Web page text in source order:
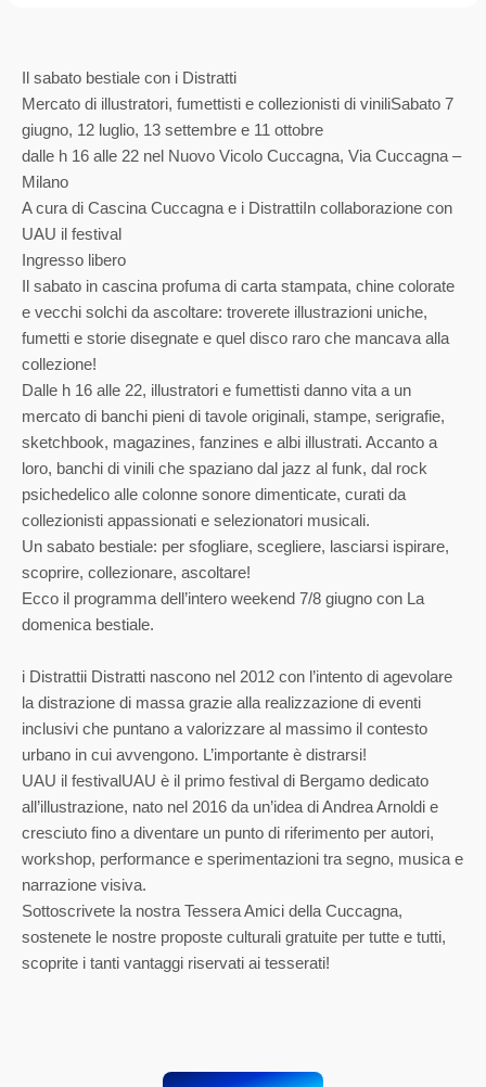
Il sabato bestiale con i Distratti
Mercato di illustratori, fumettisti e collezionisti di viniliSabato 7
giugno, 12 luglio, 13 settembre e 11 ottobre
dalle h 16 alle 22 nel Nuovo Vicolo Cuccagna, Via Cuccagna –
Milano
A cura di Cascina Cuccagna e i DistrattiIn collaborazione con
UAU il festival
Ingresso libero
Il sabato in cascina profuma di carta stampata, chine colorate
e vecchi solchi da ascoltare: troverete illustrazioni uniche,
fumetti e storie disegnate e quel disco raro che mancava alla
collezione!
Dalle h 16 alle 22, illustratori e fumettisti danno vita a un
mercato di banchi pieni di tavole originali, stampe, serigrafie,
sketchbook, magazines, fanzines e albi illustrati. Accanto a
loro, banchi di vinili che spaziano dal jazz al funk, dal rock
psichedelico alle colonne sonore dimenticate, curati da
collezionisti appassionati e selezionatori musicali.
Un sabato bestiale: per sfogliare, scegliere, lasciarsi ispirare,
scoprire, collezionare, ascoltare!
Ecco il programma dell’intero weekend 7/8 giugno con La
domenica bestiale.
i Distrattii Distratti nascono nel 2012 con l’intento di agevolare
la distrazione di massa grazie alla realizzazione di eventi
inclusivi che puntano a valorizzare al massimo il contesto
urbano in cui avvengono. L’importante è distrarsi!
UAU il festivalUAU è il primo festival di Bergamo dedicato
all’illustrazione, nato nel 2016 da un’idea di Andrea Arnoldi e
cresciuto fino a diventare un punto di riferimento per autori,
workshop, performance e sperimentazioni tra segno, musica e
narrazione visiva.
Sottoscrivete la nostra Tessera Amici della Cuccagna,
sostenete le nostre proposte culturali gratuite per tutte e tutti,
scoprite i tanti vantaggi riservati ai tesserati!